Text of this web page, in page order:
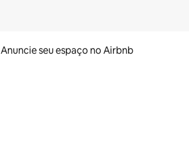
Anuncie seu espaço no Airbnb